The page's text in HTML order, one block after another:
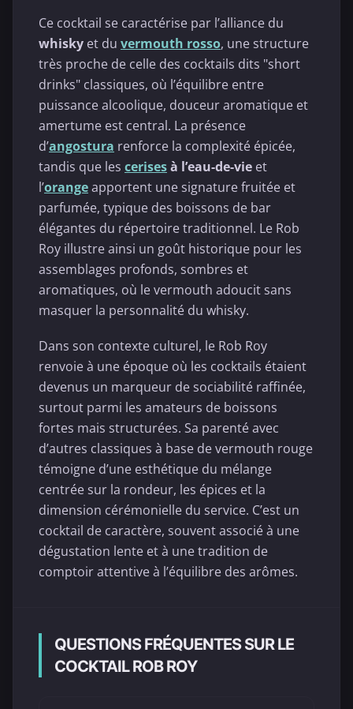
Ce cocktail se caractérise par l’alliance du
whisky et du vermouth rosso, une structure
très proche de celle des cocktails dits "short
drinks" classiques, où l’équilibre entre
puissance alcoolique, douceur aromatique et
amertume est central. La présence
d’angostura renforce la complexité épicée,
tandis que les cerisesà l’eau-de-vie et
l’orangeapportent une signature fruitée et
parfumée, typique des boissons de bar
élégantes du répertoire traditionnel. Le Rob
Roy illustre ainsi un goût historique pour les
assemblages profonds, sombres et
aromatiques, où le vermouth adoucit sans
masquer la personnalité du whisky.
Dans son contexte culturel, le Rob Roy
renvoie à une époque où les cocktails étaient
devenus un marqueur de sociabilité raffinée,
surtout parmi les amateurs de boissons
fortes mais structurées. Sa parenté avec
d’autres classiques à base de vermouth rouge
témoigne d’une esthétique du mélange
centrée sur la rondeur, les épices et la
dimension cérémonielle du service. C’est un
cocktail de caractère, souvent associé à une
dégustation lente et à une tradition de
comptoir attentive à l’équilibre des arômes.
QUESTIONS FRÉQUENTES SUR LE
COCKTAIL ROB ROY